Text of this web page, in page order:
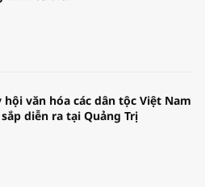
hội văn hóa các dân tộc Việt Nam
sắp diễn ra tại Quảng Trị